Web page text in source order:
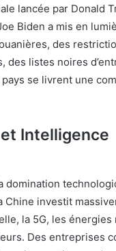
lancée par Donald
Biden a mis en
des
des listes noires
se livrent une
Intelligence
domination
Chine investit
la 5G, les énergies
Des entreprises